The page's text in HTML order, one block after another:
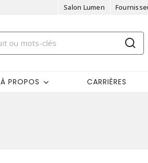
Salon Lumen
À PROPOS CARRIÈRES